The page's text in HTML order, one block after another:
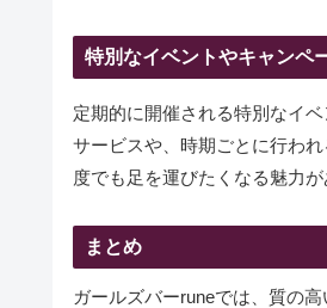
特別なイベントやキャンペ
定期的に開催される特別なイ
サービスや、時期ごとに行わ
度でも足を運びたくなる魅力が
まとめ
ガールズバーruneでは、質の